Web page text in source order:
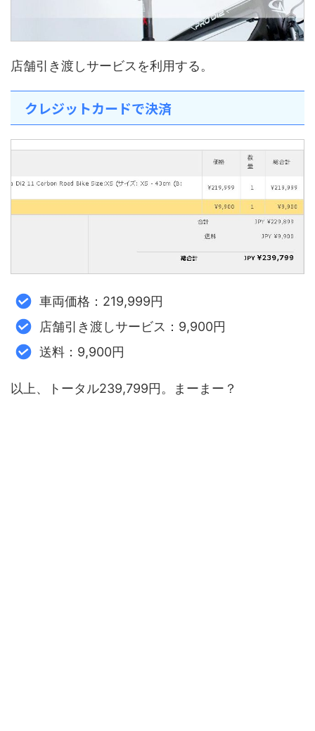
店舗引き渡しサービスを利用する。
クレジットカードで決済
車両価格：219,999円
店舗引き渡しサービス：9,900円
送料：9,900円
以上、トータル239,799円。まーまー？